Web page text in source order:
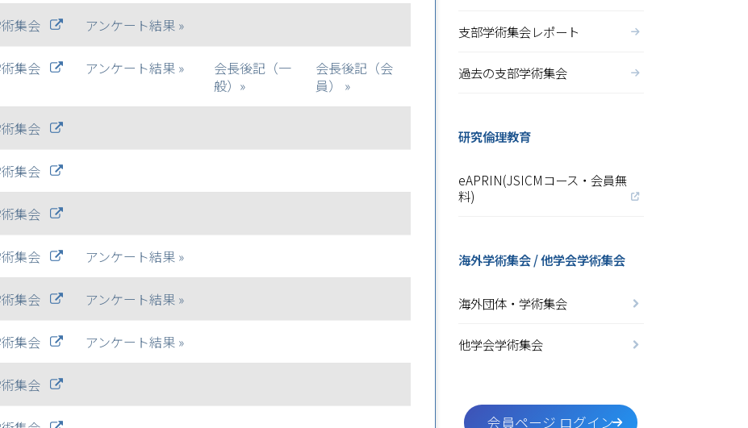
集会 アンケート結果 »
集会 アンケート結果 »
会長後記（一
般）»
会長後記（会
員） »
集会
集会
集会
集会 アンケート結果 »
集会 アンケート結果 »
集会 アンケート結果 »
集会
支部学術集会レポート
過去の支部学術集会
研究倫理教育
eAPRIN(JSICMコース・会員無
料)
海外学術集会 / 他学会学術集会
海外団体・学術集会
他学会学術集会
会員ページ ログイン